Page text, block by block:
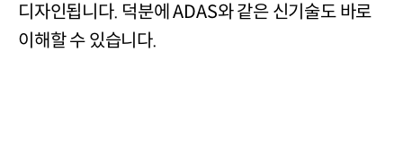
디자인됩니다. 덕분에 ADAS와 같은 신기술도 바로
이해할 수 있습니다.